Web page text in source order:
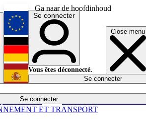
Ga naar de hoofdinhoud
Close menu
Se connecter
Économie
English
Deutsch
Español
Se connecter
Vous êtes déconnecté.
Se connecter
ET TRANSPORT